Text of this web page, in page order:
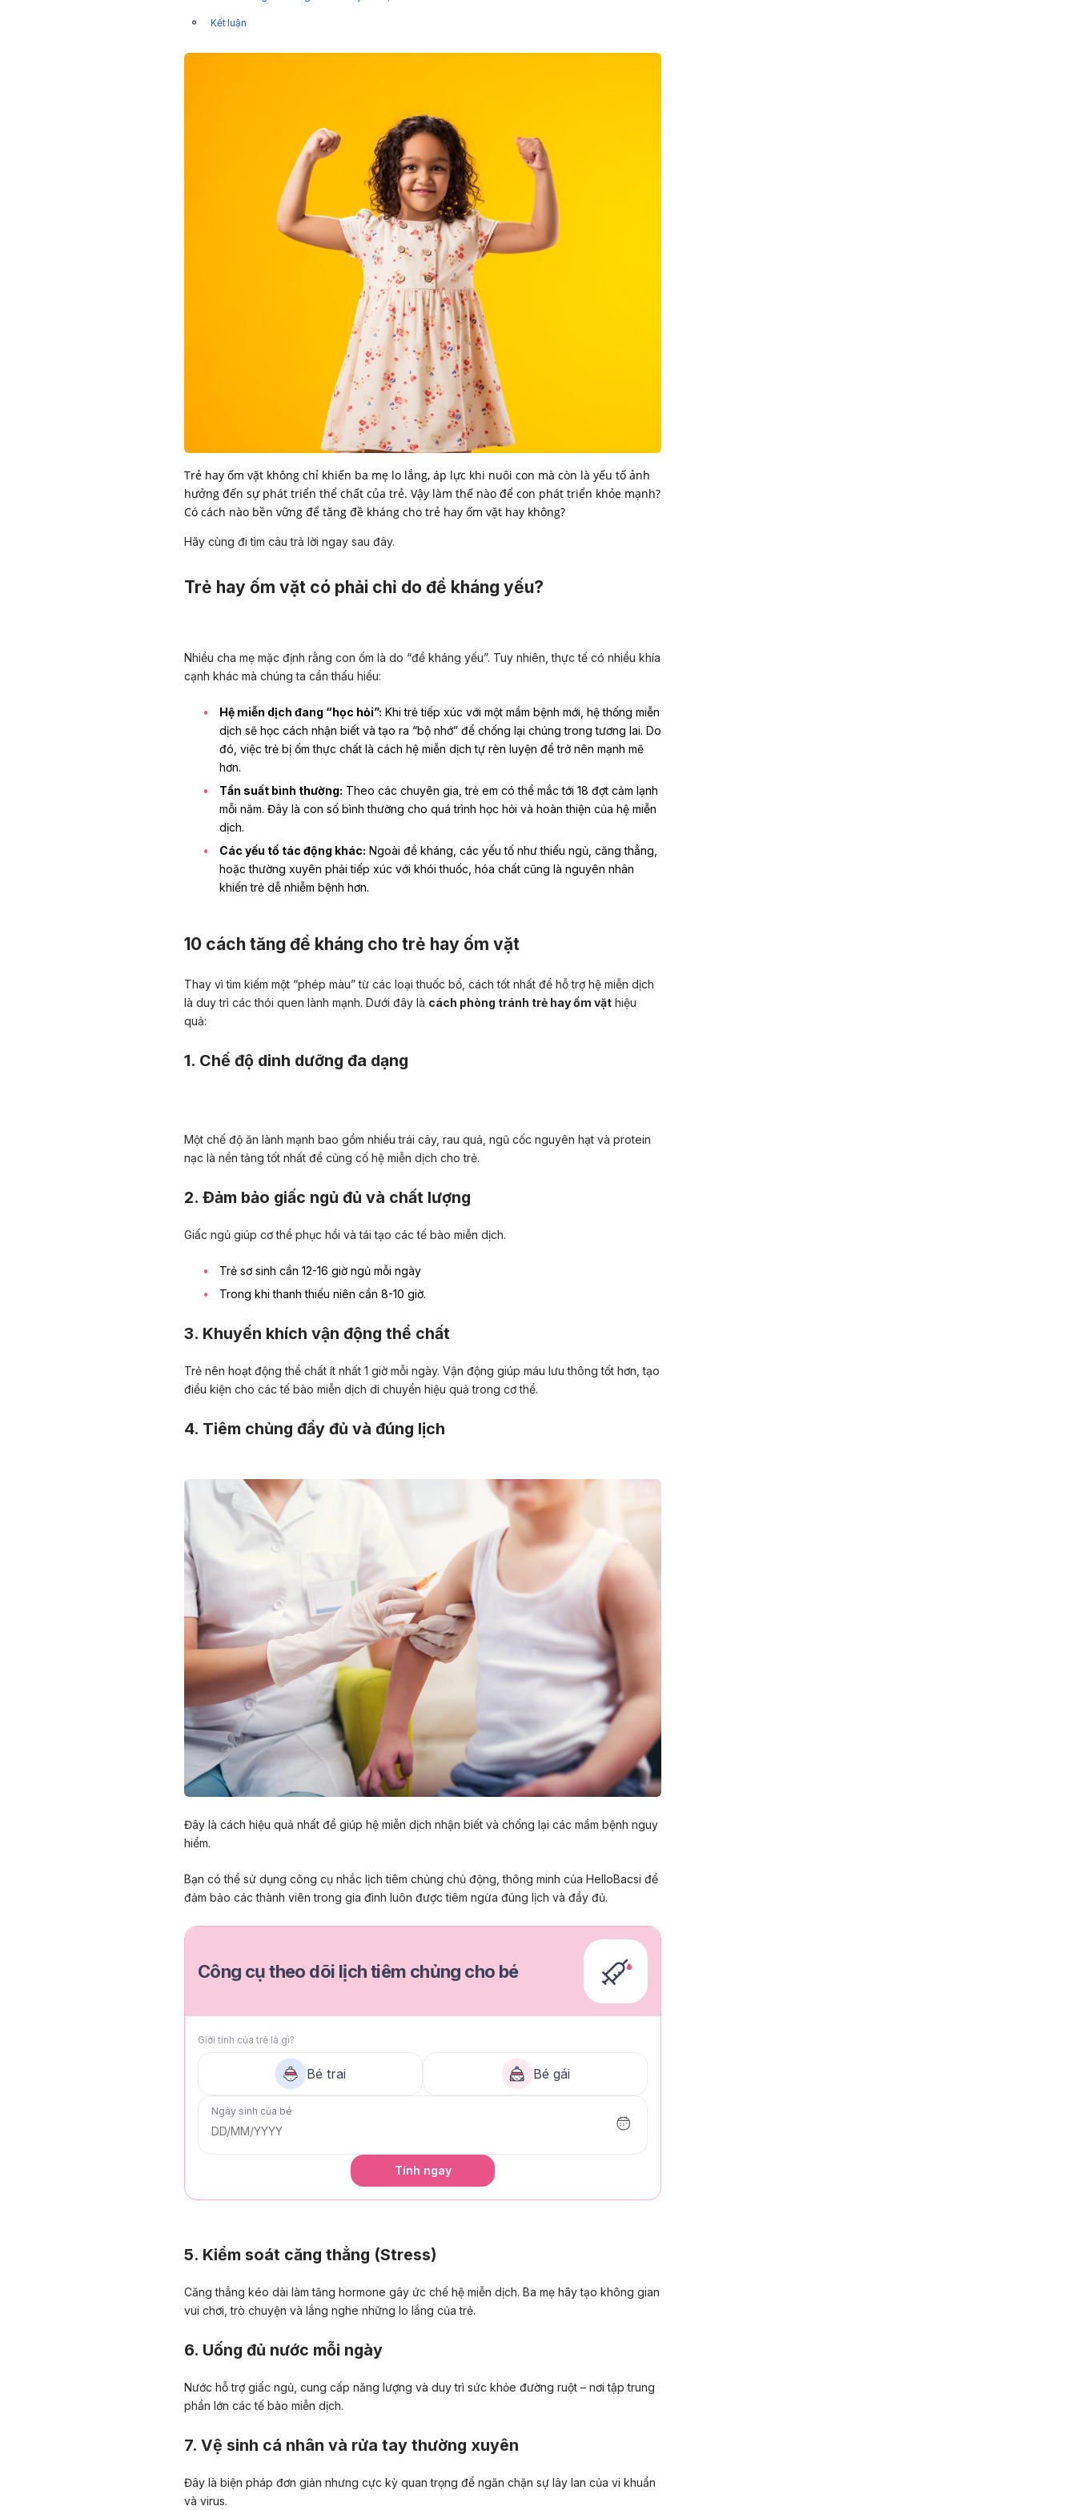
Kết luận
Trẻ hay ốm vặt không chỉ khiến ba mẹ lo lắng, áp lực khi nuôi con mà còn là yếu tố ảnh
hưởng đến sự phát triển thể chất của trẻ. Vậy làm thế nào để con phát triển khỏe mạnh?
Có cách nào bền vững để tăng đề kháng cho trẻ hay ốm vặt hay không?
Hãy cùng đi tìm câu trả lời ngay sau đây.
Trẻ hay ốm vặt có phải chỉ do đề kháng yếu?
Nhiều cha mẹ mặc định rằng con ốm là do “đề kháng yếu”. Tuy nhiên, thực tế có nhiều khía
cạnh khác mà chúng ta cần thấu hiểu:
Hệ miễn dịch đang “học hỏi”: Khi trẻ tiếp xúc với một mầm bệnh mới, hệ thống miễn
dịch sẽ học cách nhận biết và tạo ra “bộ nhớ” để chống lại chúng trong tương lai. Do
đó, việc trẻ bị ốm thực chất là cách hệ miễn dịch tự rèn luyện để trở nên mạnh mẽ
hơn.
Tần suất bình thường: Theo các chuyên gia, trẻ em có thể mắc tới 18 đợt cảm lạnh
mỗi năm. Đây là con số bình thường cho quá trình học hỏi và hoàn thiện của hệ miễn
dịch.
Các yếu tố tác động khác: Ngoài đề kháng, các yếu tố như thiếu ngủ, căng thẳng,
hoặc thường xuyên phải tiếp xúc với khói thuốc, hóa chất cũng là nguyên nhân
khiến trẻ dễ nhiễm bệnh hơn.
10 cách tăng đề kháng cho trẻ hay ốm vặt
Thay vì tìm kiếm một “phép màu” từ các loại thuốc bổ, cách tốt nhất để hỗ trợ hệ miễn dịch
là duy trì các thói quen lành mạnh. Dưới đây là cách phòng tránh trẻ hay ốm vặt hiệu
quả:
1. Chế độ dinh dưỡng đa dạng
Một chế độ ăn lành mạnh bao gồm nhiều trái cây, rau quả, ngũ cốc nguyên hạt và protein
nạc là nền tảng tốt nhất để củng cố hệ miễn dịch cho trẻ.
2. Đảm bảo giấc ngủ đủ và chất lượng
Giấc ngủ giúp cơ thể phục hồi và tái tạo các tế bào miễn dịch.
Trẻ sơ sinh cần 12-16 giờ ngủ mỗi ngày
Trong khi thanh thiếu niên cần 8-10 giờ.
3. Khuyến khích vận động thể chất
Trẻ nên hoạt động thể chất ít nhất 1 giờ mỗi ngày. Vận động giúp máu lưu thông tốt hơn, tạo
điều kiện cho các tế bào miễn dịch di chuyển hiệu quả trong cơ thể.
4. Tiêm chủng đầy đủ và đúng lịch
Đây là cách hiệu quả nhất để giúp hệ miễn dịch nhận biết và chống lại các mầm bệnh nguy
hiểm.
Bạn có thể sử dụng công cụ nhắc lịch tiêm chủng chủ động, thông minh của HelloBacsi để
đảm bảo các thành viên trong gia đình luôn được tiêm ngừa đúng lịch và đầy đủ.
Công cụ theo dõi lịch tiêm chủng cho bé
Giới tính của trẻ là gì?
Bé trai Bé gái
Ngày sinh của bé
DD/MM/YYYY
Tính ngay
5. Kiểm soát căng thẳng (Stress)
Căng thẳng kéo dài làm tăng hormone gây ức chế hệ miễn dịch. Ba mẹ hãy tạo không gian
vui chơi, trò chuyện và lắng nghe những lo lắng của trẻ.
6. Uống đủ nước mỗi ngày
Nước hỗ trợ giấc ngủ, cung cấp năng lượng và duy trì sức khỏe đường ruột – nơi tập trung
phần lớn các tế bào miễn dịch.
7. Vệ sinh cá nhân và rửa tay thường xuyên
Đây là biện pháp đơn giản nhưng cực kỳ quan trọng để ngăn chặn sự lây lan của vi khuẩn
và virus.